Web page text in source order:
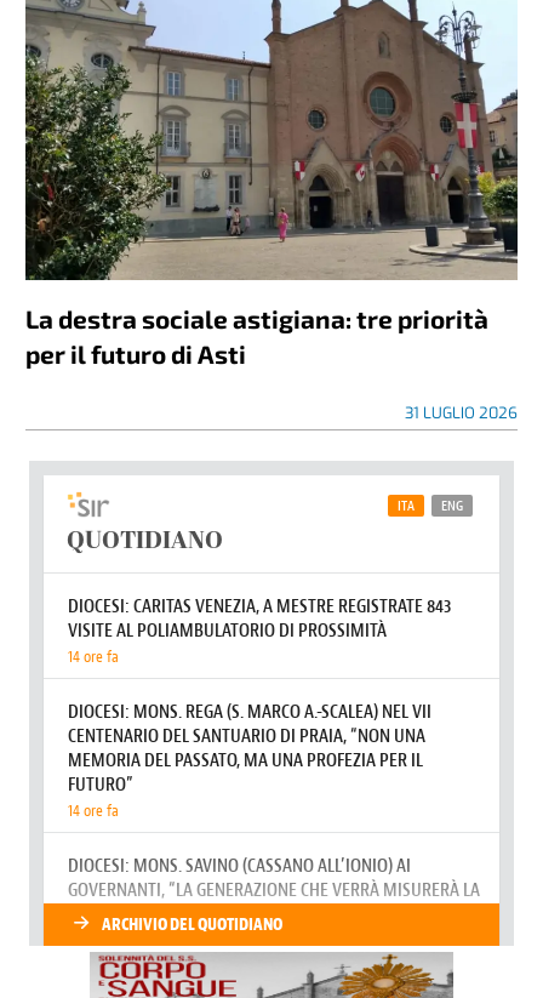
La destra sociale astigiana: tre priorità
per il futuro di Asti
31 LUGLIO 2026